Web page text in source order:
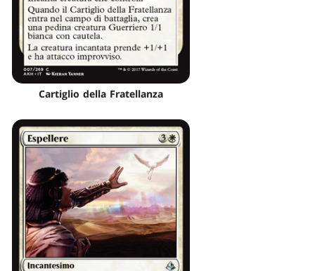
Cartiglio della Fratellanza